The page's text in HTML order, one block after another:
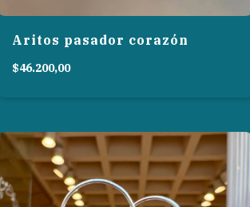
Aritos pasador corazón
$46.200,00